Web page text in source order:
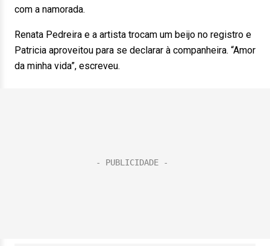
com a namorada.
Renata Pedreira e a artista trocam um beijo no registro e
Patricia aproveitou para se declarar à companheira. “Amor
da minha vida”, escreveu.